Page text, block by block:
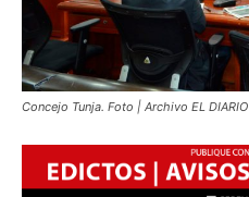
Concejo Tunja. Foto | Archivo EL DIARIO